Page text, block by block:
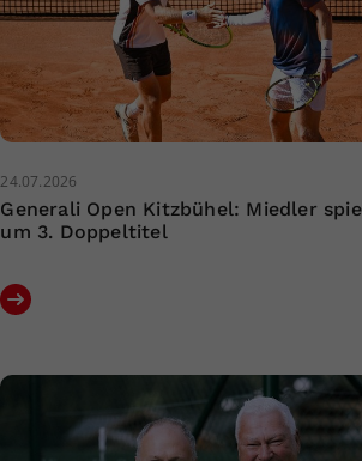
24.07.2026
Generali Open Kitzbühel: Miedler
um 3. Doppeltitel